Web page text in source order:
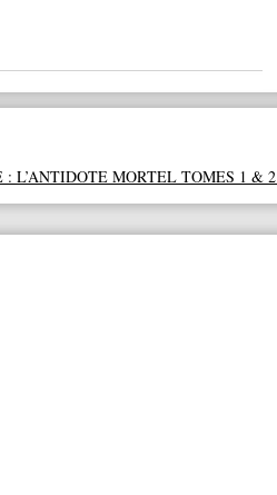
: L’ANTIDOTE MORTEL TOMES 1 & 2